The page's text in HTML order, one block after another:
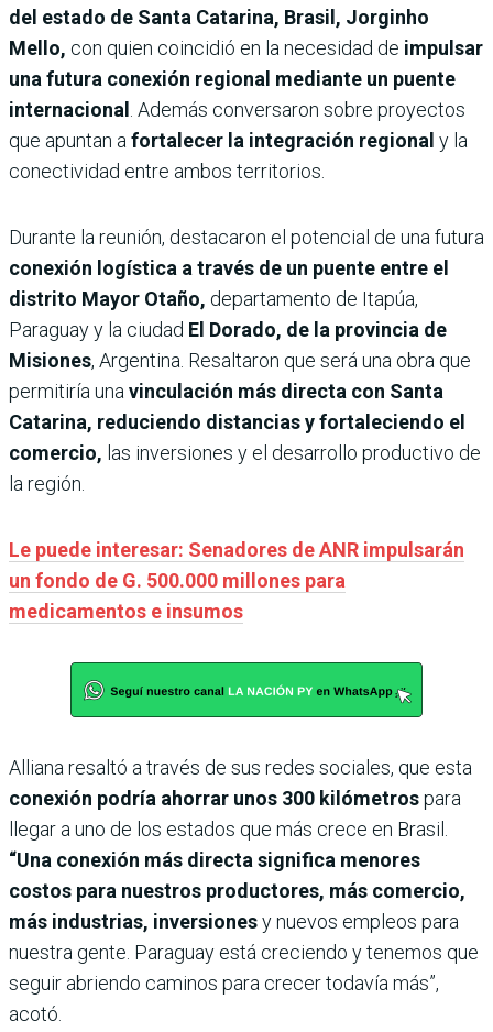
del estado de Santa Catarina, Brasil, Jorginho
Mello, con quien coincidió en la necesidad de impulsar
una futura conexión regional mediante un puente
internacional . Además conversaron sobre proyectos
que apuntan afortalecer la integración regional y la
conectividad entre ambos territorios.
Durante la reunión, destacaron el potencial de una futura
conexión logística a través de un puente entre el
distrito Mayor Otaño, departamento de Itapúa,
Paraguay y la ciudad El Dorado, de la provincia de
Misiones, Argentina. Resaltaron que será una obra que
permitiría unavinculación más directa con Santa
Catarina, reduciendo distancias y fortaleciendo el
comercio, las inversiones y el desarrollo productivo de
la región.
Le puede interesar: Senadores de ANR impulsarán
un fondo de G. 500.000 millones para
medicamentos e insumos
Alliana resaltó a través de sus redes sociales, que esta
conexión podría ahorrar unos 300 kilómetrospara
llegar a uno de los estados que más crece en Brasil.
“Una conexión más directa significa menores
costos para nuestros productores, más comercio,
más industrias, inversionesy nuevos empleos para
nuestra gente. Paraguay está creciendo y tenemos que
seguir abriendo caminos para crecer todavía más”,
acotó.